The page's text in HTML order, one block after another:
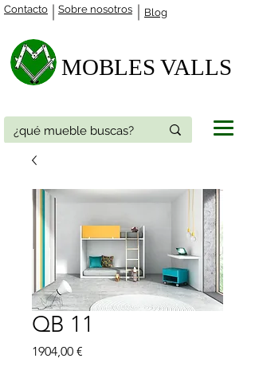
Contacto Blog
Sobre nosotros
MOBLES VALLS​
QB 11
1904,00 €